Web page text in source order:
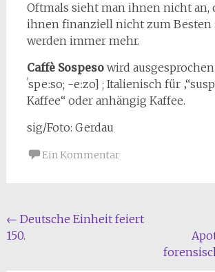
Oftmals sieht man ihnen nicht an,
ihnen finanziell nicht zum Besten
werden immer mehr.
Caffè Sospesowird ausgesprochen
ˈspeːso; -eːzo] ; Italienisch für
Kaffee“ oder anhängig Kaffee.
sig/Foto: Gerdau
Ein Kommentar
Beitragsnavigation
← Deutsche Einheit feiert
150.